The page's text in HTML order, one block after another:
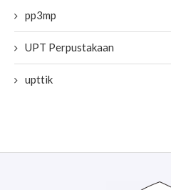
pp3mp
UPT Perpustakaan
upttik